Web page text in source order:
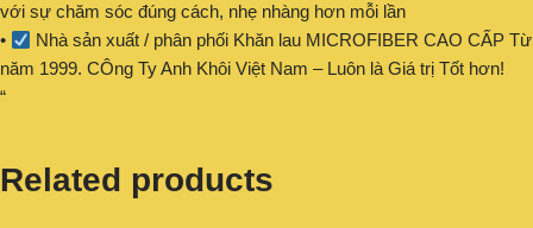
với sự chăm sóc đúng cách, nhẹ nhàng hơn mỗi lần
•
Nhà sản xuất / phân phối Khăn lau MICROFIBER CAO CẤP Từ
năm 1999. CÔng Ty Anh Khôi Việt Nam – Luôn là Giá trị Tốt hơn!
“
Related products